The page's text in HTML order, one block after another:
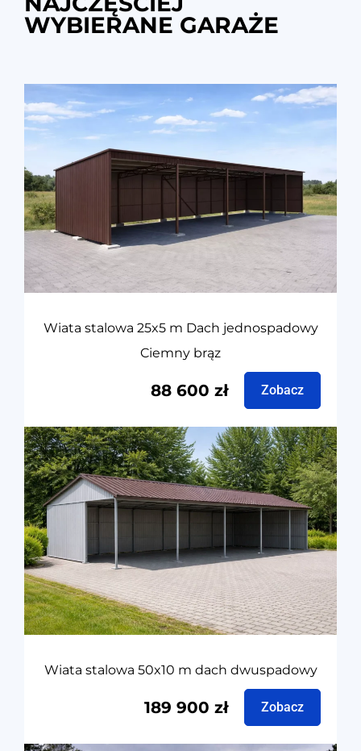
WYBIERANE GARAŻE
Wiata stalowa 25x5 m Dach jednospadowy
Ciemny brąz
88 600 zł Zobacz
Wiata stalowa 50x10 m dach dwuspadowy
189 900 zł Zobacz